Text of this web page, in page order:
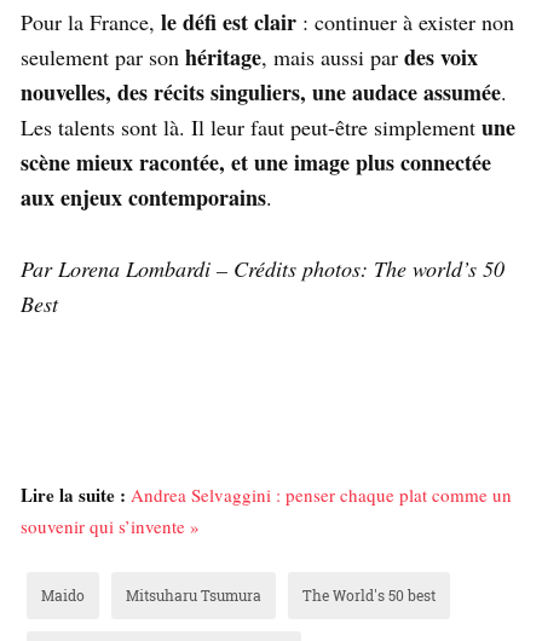
Pour la France, le défi est clair : continuer à exister non
seulement par son héritage, mais aussi par des voix
nouvelles, des récits singuliers, une audace assumée.
Les talents sont là. Il leur faut peut-être simplement une
scène mieux racontée, et une image plus connectée
aux enjeux contemporains.
Par Lorena Lombardi – Crédits photos: The world’s 50
Best
Lire la suite : Andrea Selvaggini : penser chaque plat comme un
souvenir qui s’invente »
Maido Mitsuharu Tsumura The World's 50 best